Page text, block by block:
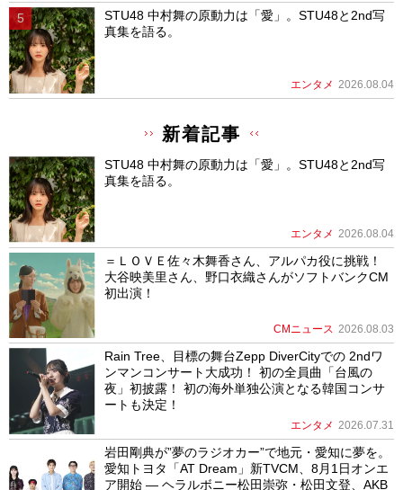
STU48 中村舞の原動力は「愛」。STU48と2nd写
真集を語る。
エンタメ 2026.08.04
新着記事
STU48 中村舞の原動力は「愛」。STU48と2nd写
真集を語る。
エンタメ 2026.08.04
＝ＬＯＶＥ佐々木舞香さん、アルパカ役に挑戦！
大谷映美里さん、野口衣織さんがソフトバンクCM
初出演！
CMニュース 2026.08.03
Rain Tree、目標の舞台Zepp DiverCityでの 2ndワ
ンマンコンサート大成功！ 初の全員曲「台風の
夜」初披露！ 初の海外単独公演となる韓国コンサ
ートも決定！
エンタメ 2026.07.31
岩田剛典が”夢のラジオカー”で地元・愛知に夢を。
愛知トヨタ「AT Dream」新TVCM、8月1日オンエ
ア開始 ― ヘラルボニー松田崇弥・松田文登、AKB